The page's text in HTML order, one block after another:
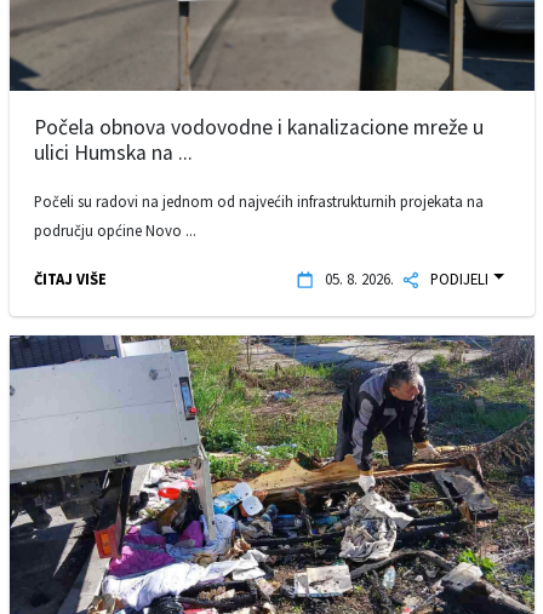
Počela obnova vodovodne i kanalizacione mreže u
ulici Humska na ...
Počeli su radovi na jednom od najvećih infrastrukturnih projekata na
području općine Novo ...
ČITAJ VIŠE 05. 8. 2026. PODIJELI